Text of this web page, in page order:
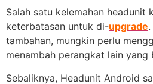
Salah satu kelemahan headunit
keterbatasan untuk di-upgrade
tambahan, mungkin perlu
menambah perangkat lain yang
Sebaliknya, Headunit Android